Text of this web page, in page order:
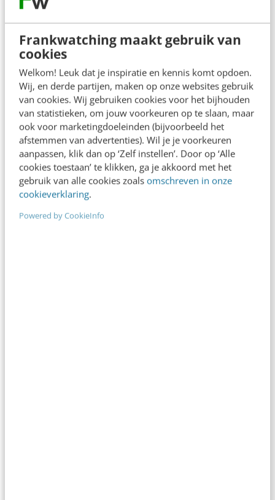
Frankwatching maakt gebruik van
cookies
Welkom! Leuk dat je inspiratie en kennis komt opdoen.
Wij, en derde partijen, maken op onze websites gebruik
van cookies. Wij gebruiken cookies voor het bijhouden
van statistieken, om jouw voorkeuren op te slaan, maar
ook voor marketingdoeleinden (bijvoorbeeld het
afstemmen van advertenties). Wil je je voorkeuren
aanpassen, klik dan op ‘Zelf instellen’. Door op ‘Alle
cookies toestaan’ te klikken, ga je akkoord met het
gebruik van alle cookies zoals omschreven in onze
cookieverklaring.
Powered by CookieInfo
Voor 2012 daagt Steven ons uit om verder te
gaan dan alleen het creëren van optimaal
bereik of met ludieke co-creatie activiteiten de
consument het gevoel te geven dat hij inspraak
heeft.Structural Collaborationis het
codewoord.